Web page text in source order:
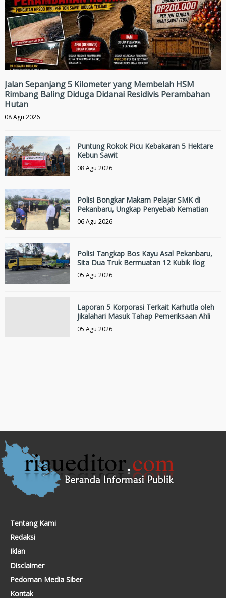
Jalan Sepanjang 5 Kilometer yang Membelah HSM
Rimbang Baling Diduga Didanai Residivis Perambahan
Hutan
08 Agu 2026
Puntung Rokok Picu Kebakaran 5 Hektare
Kebun Sawit
08 Agu 2026
Polisi Bongkar Makam Pelajar SMK di
Pekanbaru, Ungkap Penyebab Kematian
06 Agu 2026
Polisi Tangkap Bos Kayu Asal Pekanbaru,
Sita Dua Truk Bermuatan 12 Kubik Ilog
05 Agu 2026
Laporan 5 Korporasi Terkait Karhutla oleh
Jikalahari Masuk Tahap Pemeriksaan Ahli
05 Agu 2026
Tentang Kami
Redaksi
Iklan
Disclaimer
Pedoman Media Siber
Kontak